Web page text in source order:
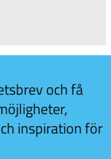
och få
inspiration för